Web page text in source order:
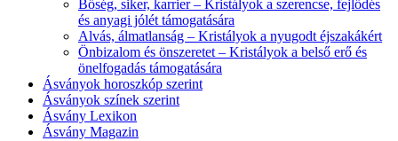
Bőség, siker, karrier – Kristályok a szerencse, fejlődés
és anyagi jólét támogatására
Alvás, álmatlanság – Kristályok a nyugodt éjszakákért
Önbizalom és önszeretet – Kristályok a belső erő és
önelfogadás támogatására
Ásványok horoszkóp szerint
Ásványok színek szerint
Ásvány Lexikon
Ásvány Magazin